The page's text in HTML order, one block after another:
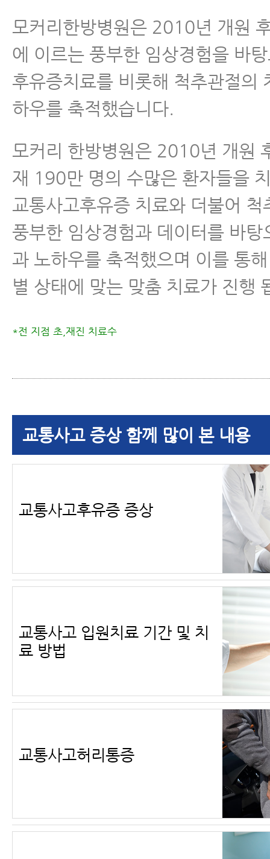
모커리한방병원은 2010년 개원
에 이르는 풍부한 임상경험을 바
후유증치료를 비롯해 척추관절의
하우를 축적했습니다.
모커리 한방병원은 2010년 개원
재 190만 명의 수많은 환자들을
교통사고후유증 치료와 더불어 척
풍부한 임상경험과 데이터를 바탕
과 노하우를 축적했으며 이를 통
별 상태에 맞는 맞춤 치료가 진행
*전 지점 초,재진 치료수
교통사고 증상 함께 많이 본 내용
교통사고후유증 증상
교통사고 입원치료 기간 및 치
료 방법
교통사고허리통증